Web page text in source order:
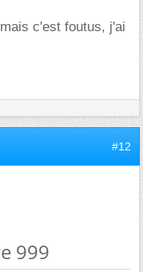
c'est foutus, j'ai
#12
999